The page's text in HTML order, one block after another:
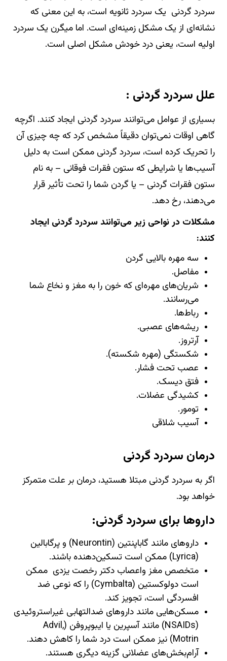
سردرد گردنی یک سردرد ثانویه است، به این معنی که
نشانه‌ای از یک مشکل زمینه‌ای است. اما میگرن یک سردرد
اولیه است، یعنی درد خودش مشکل اصلی است.
علل سردرد گردنی :
بسیاری از عوامل می‌توانند سردرد گردنی ایجاد کنند. اگرچه
گاهی اوقات نمی‌توان دقیقاً مشخص کرد که چه چیزی آن
را تحریک کرده است، سردرد گردنی ممکن است به دلیل
آسیب‌ها یا شرایطی که ستون فقرات فوقانی – به نام
ستون فقرات گردنی – یا گردن شما را تحت تأثیر قرار
می‌دهند، رخ دهد.
مشکلات در نواحی زیر می‌توانند سردرد گردنی ایجاد
کنند:
سه مهره بالایی گردن
مفاصل.
شریان‌های مهره‌ای که خون را به مغز و نخاع شما
می‌رسانند.
رباط‌ها.
ریشه‌های عصبی.
آرتروز.
شکستگی (مهره شکسته).
عصب تحت فشار.
فتق دیسک.
کشیدگی عضلات.
تومور.
آسیب شلاقی
درمان سردرد گردنی
اگر به سردرد گردنی مبتلا هستید، درمان بر علت متمرکز
خواهد بود.
داروها برای سردرد گردنی:
داروهای مانند گاباپنتین (Neurontin) و پرگابالین
(Lyrica) ممکن است تسکین‌دهنده باشند.
متخصص مغز واعصاب دکتر رخصت یزدی ممکن
است دولوکستین (Cymbalta) را که نوعی ضد
افسردگی است، تجویز کند.
مسکن‌هایی مانند داروهای ضدالتهابی غیراستروئیدی
(NSAIDs) مانند آسپرین یا ایبوپروفن (Advil,
Motrin) نیز ممکن است درد شما را کاهش دهند.
آرام‌بخش‌های عضلانی گزینه دیگری هستند.